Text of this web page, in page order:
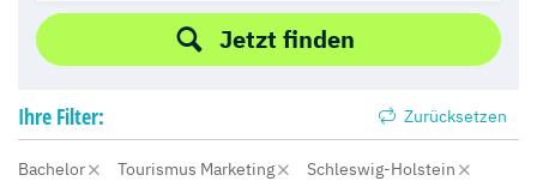
Jetzt finden
Ihre Filter: Zurücksetzen
Bachelor Tourismus Marketing Schleswig-Holstein